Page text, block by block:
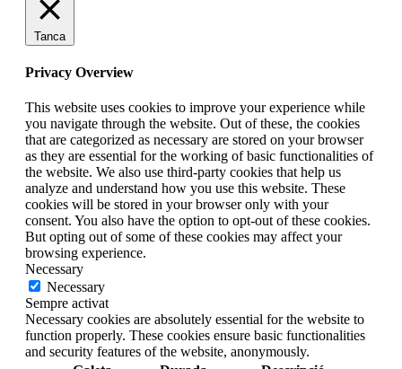
Tanca
Privacy Overview
This website uses cookies to improve your experience while
you navigate through the website. Out of these, the cookies
that are categorized as necessary are stored on your browser
as they are essential for the working of basic functionalities of
the website. We also use third-party cookies that help us
analyze and understand how you use this website. These
cookies will be stored in your browser only with your
consent. You also have the option to opt-out of these cookies.
But opting out of some of these cookies may affect your
browsing experience.
Necessary
Necessary
Sempre activat
Necessary cookies are absolutely essential for the website to
function properly. These cookies ensure basic functionalities
and security features of the website, anonymously.